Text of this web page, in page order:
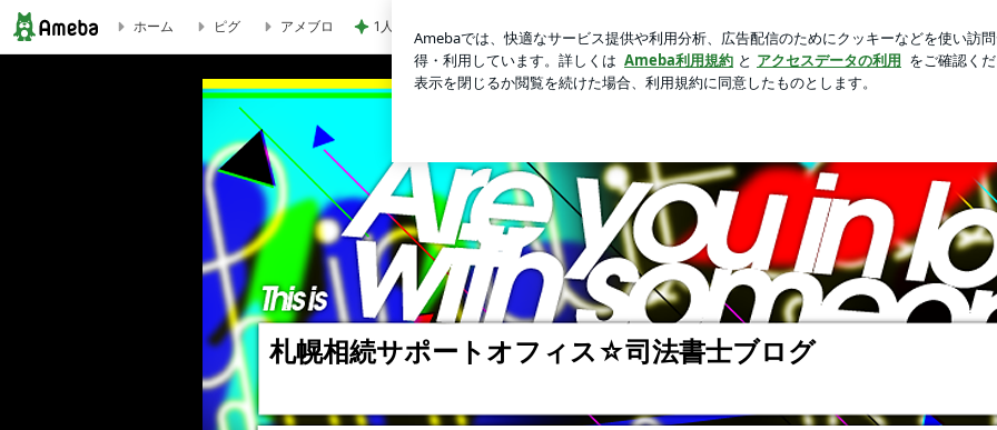
ブログ記事一覧｜札幌相続サポートオフィス☆司法書士ブログ
ホーム ピグ アメブロ 1人で考えるには重すぎる夫の状態 ロ
札幌相続サポートオフィス☆司法書士ブログ